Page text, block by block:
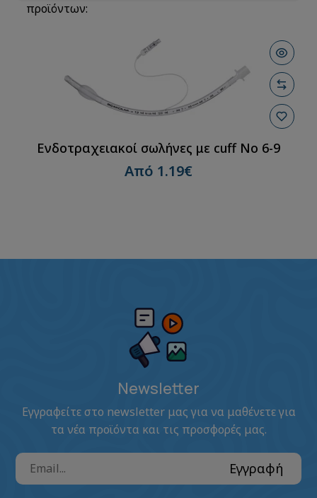
προϊόντων:
Ενδοτραχειακοί σωλήνες με cuff No 6-9
Από 1.19€
Newsletter
Εγγραφείτε στο newsletter μας για να μαθένετε για
τα νέα προϊόντα και τις προσφορές μας.
Εγγραφή